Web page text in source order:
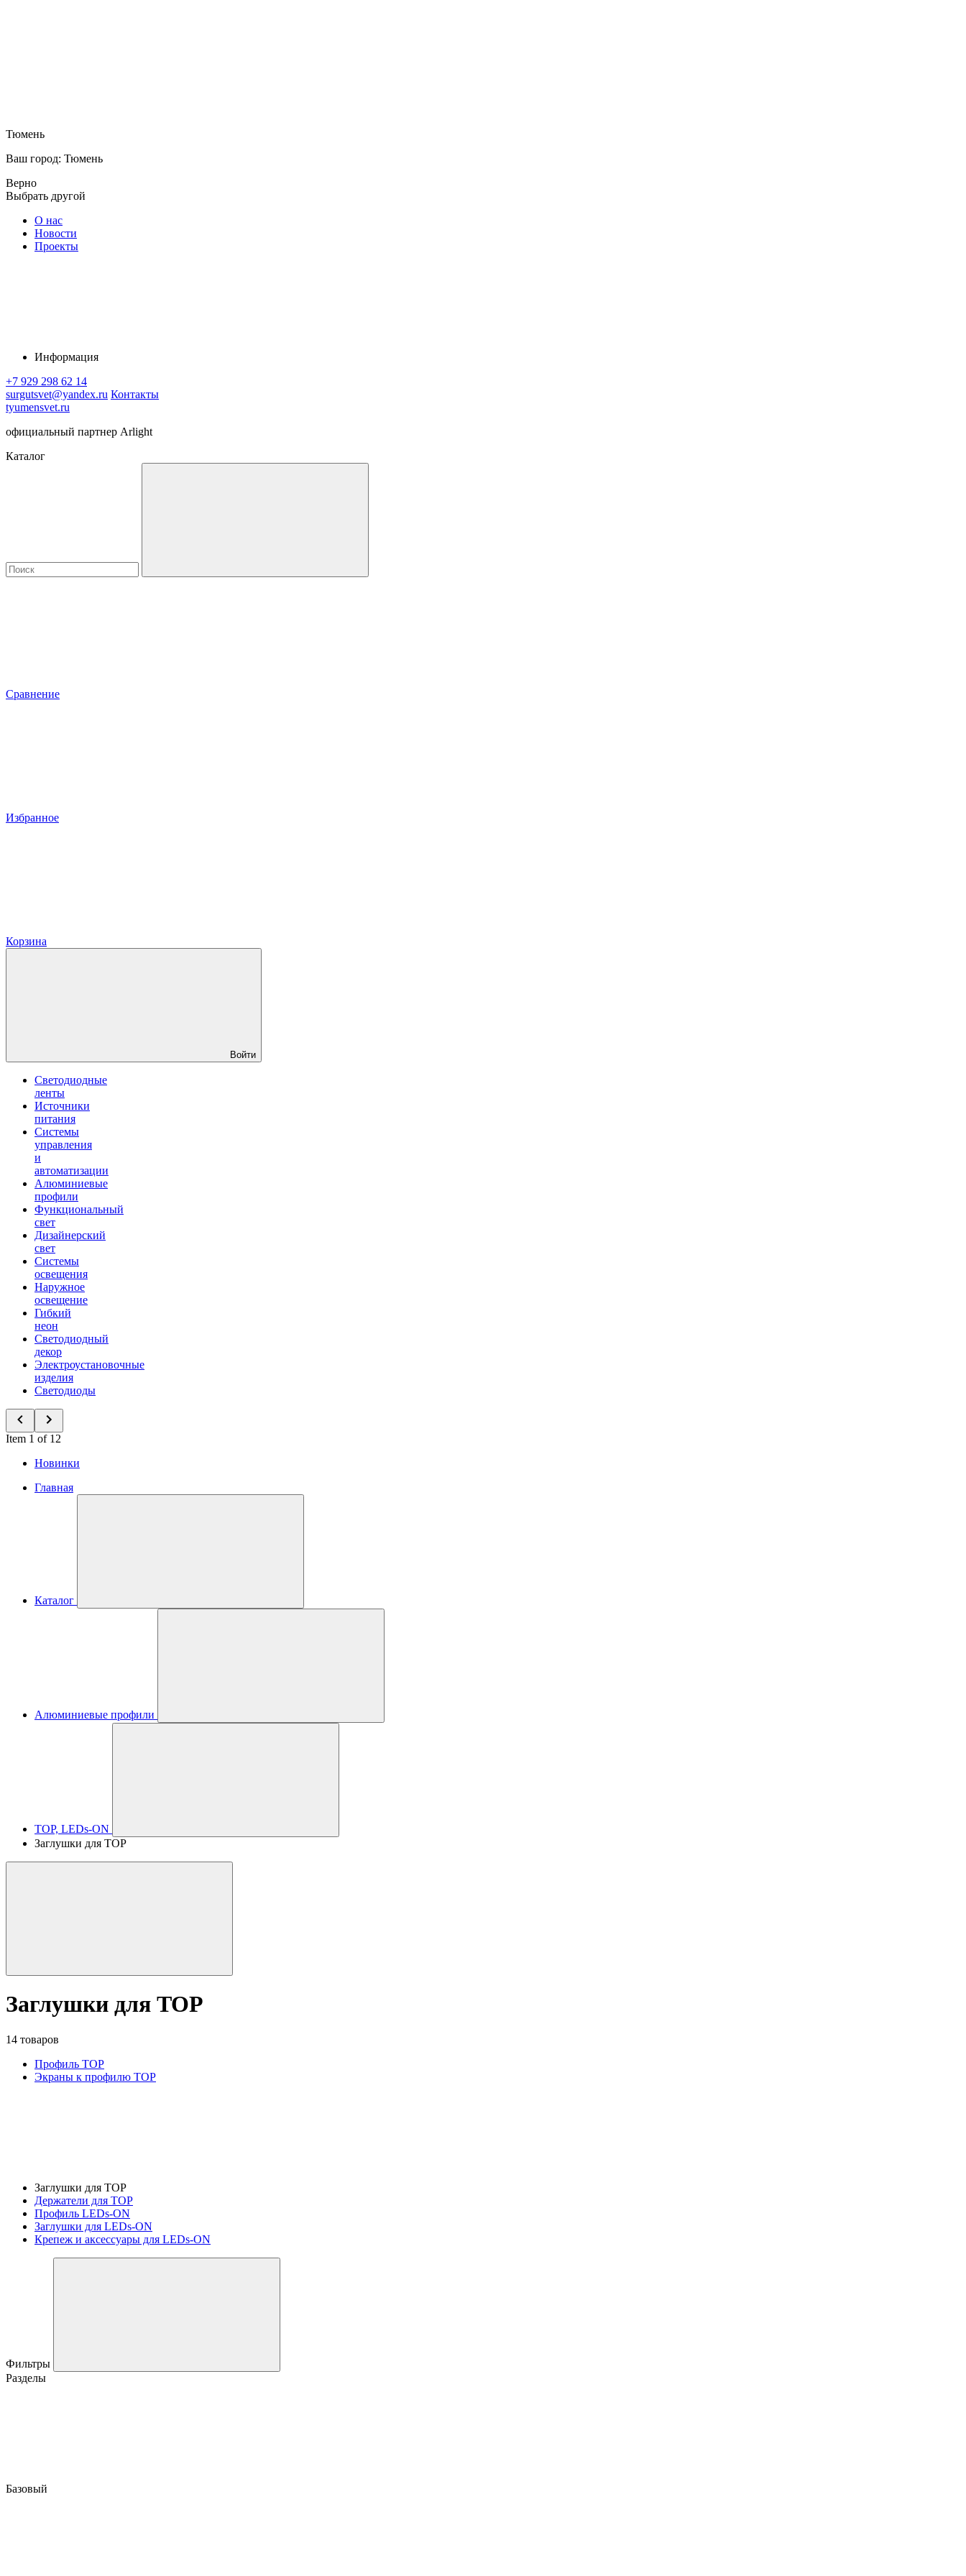
Тюмень
Ваш город: Тюмень
Верно
Выбрать другой
О нас
Новости
Проекты
Информация
+7 929 298 62 14
surgutsvet@yandex.ru Контакты
tyumensvet.ru
официальный партнер Arlight
Каталог
Сравнение
Избранное
Корзина
Войти
Светодиодные
ленты
Источники
питания
Системы
управления
и
автоматизации
Алюминиевые
профили
Функциональный
свет
Дизайнерский
свет
Системы
освещения
Наружное
освещение
Гибкий
неон
Светодиодный
декор
Электроустановочные
изделия
Светодиоды
Item 1 of 12
Новинки
Главная
Каталог
Алюминиевые профили
TOP, LEDs-ON
Заглушки для TOP
Заглушки для TOP
14 товаров
Профиль TOP
Экраны к профилю TOP
Заглушки для TOP
Держатели для TOP
Профиль LEDs-ON
Заглушки для LEDs-ON
Крепеж и аксессуары для LEDs-ON
Фильтры
Разделы
Базовый